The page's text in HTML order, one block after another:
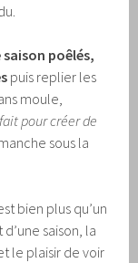
poêlés,
puis replier les
moule,
pour créer de
sous la
bien plus qu’un
saison, la
le plaisir de voir